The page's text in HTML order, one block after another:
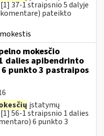
37-1 straipsnio 5 dalyje
pateikto
mokesčio
dalies apibendrinto
punkto 3 pastraipos
įstatymų
56-1 straipsnio 1 dalies
6 punkto 3